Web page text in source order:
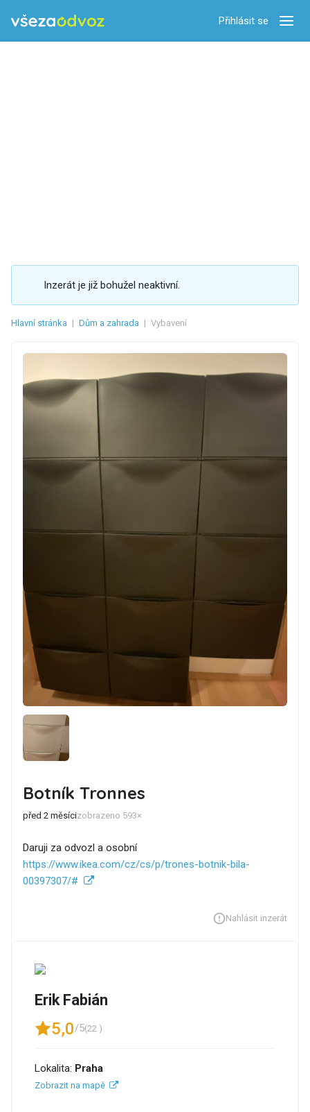
Přihlásit se
Inzerát je již bohužel neaktivní.
Hlavní stránka | Dům a zahrada | Vybavení
Botník Tronnes
před 2 měsícizobrazeno 593×
Daruji za odvozl a osobní
https://www.ikea.com/cz/cs/p/trones-botnik-bila-
00397307/#
Nahlásit inzerát
Erik Fabián
5,0/5(22 )
Lokalita: Praha
Zobrazit na mapě